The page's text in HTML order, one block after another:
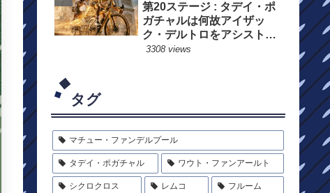
第20ステージ : タデイ・ポ
ガチャルは何故アイザッ
ク・デルトロをアシストし
たのか?
3308 views
タグ
マチュー・ファンデルプール
タデイ・ポガチャル ワウト・ファンアールト
シクロクロス レムコ フルーム